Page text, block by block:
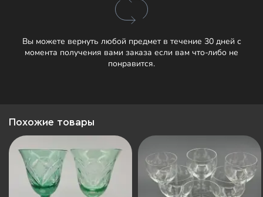
Вы можете вернуть любой предмет в течение 30 дней с
момента получения вами заказа если вам что-либо не
понравится.
Похожие товары